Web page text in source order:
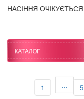
НАСІННЯ ОЧІКУЄТЬСЯ
КАТАЛОГ
1 ... 5